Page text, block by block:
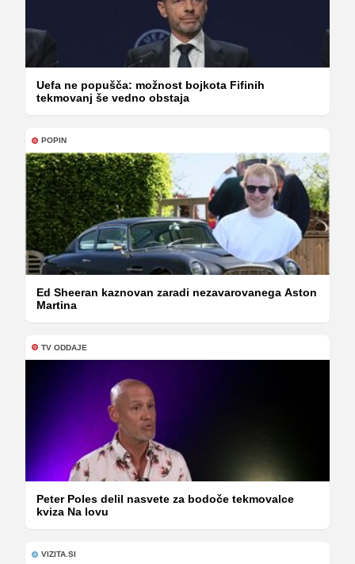
Uefa ne popušča: možnost bojkota Fifinih
tekmovanj še vedno obstaja
POPIN
Ed Sheeran kaznovan zaradi nezavarovanega Aston
Martina
TV ODDAJE
Peter Poles delil nasvete za bodoče tekmovalce
kviza Na lovu
VIZITA.SI